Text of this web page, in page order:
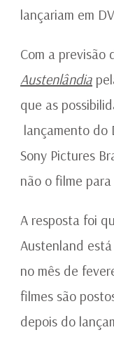
lançariam em
Com a previsão
Austenlândia
que as
lançamento do
Sony Pictures
não o filme para
A resposta foi
Austenland
no mês de
filmes são
depois do